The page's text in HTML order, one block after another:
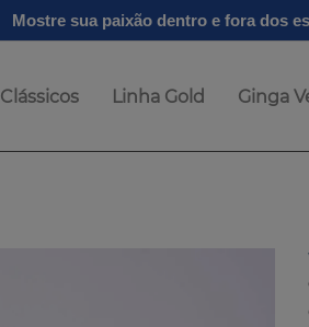
Mostre sua paixão dentro e fora dos
Clássicos Linha Gold Ginga